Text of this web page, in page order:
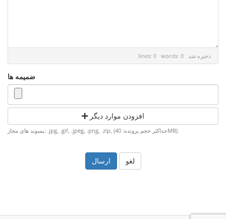
lines: 0 words: 0 ذخیره شد
ضمیمه ها
افزودن موارد دیگر
پسوند های مجاز: .jpg, .gif, .jpeg, .png, .zip, (حداکثر حجم پرونده: 40MB)
لغو